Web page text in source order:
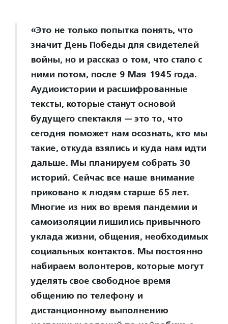
«Это не только попытка понять, что
значит День Победы для свидетелей
войны, но и рассказ о том, что стало с
ними потом, после 9 Мая 1945 года.
Аудиоистории и расшифрованные
тексты, которые станут основой
будущего спектакля — это то, что
сегодня поможет нам осознать, кто мы
такие, откуда взялись и куда нам идти
дальше. Мы планируем собрать 30
историй. Сейчас все наше внимание
приковано к людям старше 65 лет.
Многие из них во время пандемии и
самоизоляции лишились привычного
уклада жизни, общения, необходимых
социальных контактов. Мы постоянно
набираем волонтеров, которые могут
уделять свое свободное время
общению по телефону и
дистанционному выполнению